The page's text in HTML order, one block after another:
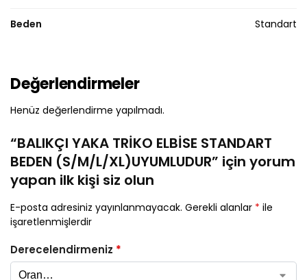
Beden Standart
Değerlendirmeler
Henüz değerlendirme yapılmadı.
“BALIKÇI YAKA TRİKO ELBİSE STANDART
BEDEN (S/M/L/XL)UYUMLUDUR” için yorum
yapan ilk kişi siz olun
E-posta adresiniz yayınlanmayacak. Gerekli alanlar * ile
işaretlenmişlerdir
Derecelendirmeniz *